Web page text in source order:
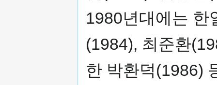
1980년대에는 한
(1984), 최준환
한 박환덕(1986)